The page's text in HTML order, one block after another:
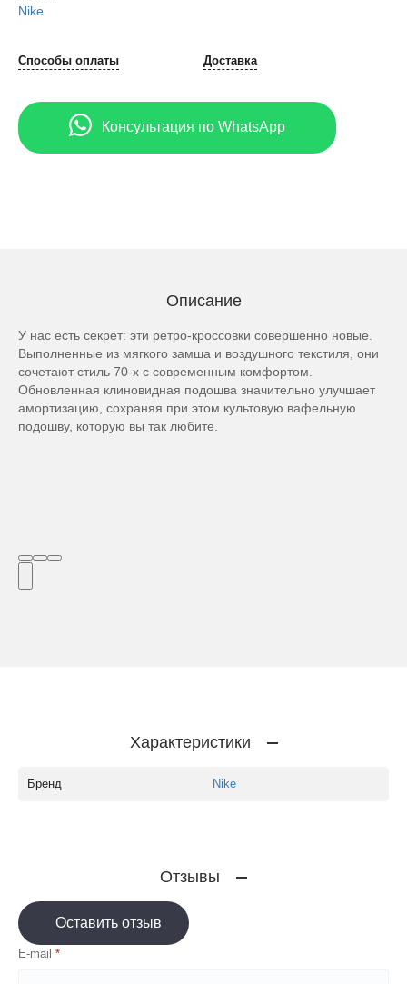
Nike
Способы оплаты Доставка
Консультация по WhatsApp
Описание
У нас есть секрет: эти ретро-кроссовки совершенно новые.
Выполненные из мягкого замша и воздушного текстиля, они
сочетают стиль 70-х с современным комфортом.
Обновленная клиновидная подошва значительно улучшает
амортизацию, сохраняя при этом культовую вафельную
подошву, которую вы так любите.
Характеристики
Бренд Nike
Отзывы
Оставить отзыв
E-mail